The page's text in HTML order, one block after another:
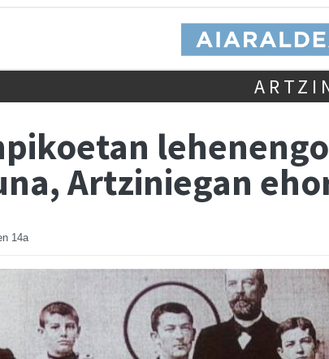
Artziniegan
14a